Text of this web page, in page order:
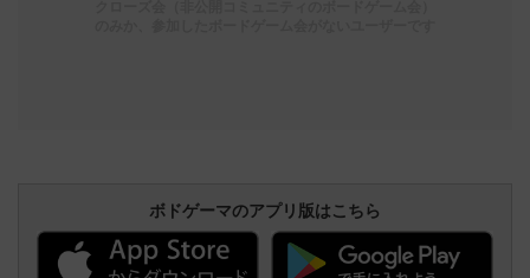
ボドゲーマのアプリ版はこちら